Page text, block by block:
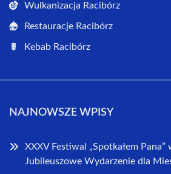
Wulkanizacja Racibórz
Restauracje Racibórz
Kebab Racibórz
NAJNOWSZE WPISY
XXXV Festiwal „Spotkałem Pana”
Jubileuszowe Wydarzenie dla